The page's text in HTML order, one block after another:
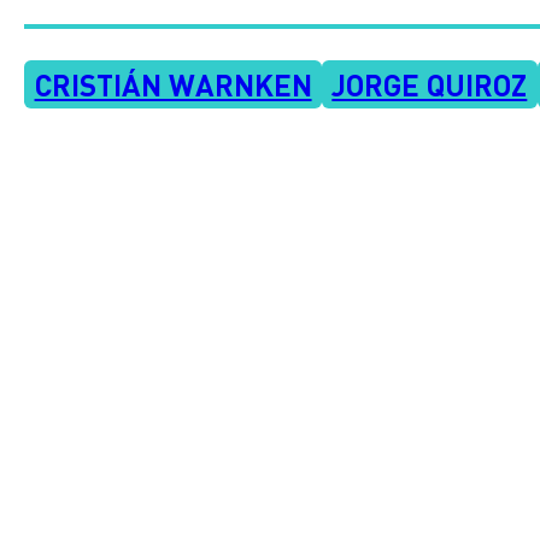
CRISTIÁN WARNKEN JORGE QUIROZ